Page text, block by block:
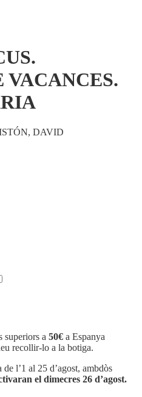
VACANCES.
DAVID
superiors a 50€ a Espanya
recollir-lo a la botiga.
l’1 al 25 d’agost, ambdòs
el dimecres 26 d’agost.